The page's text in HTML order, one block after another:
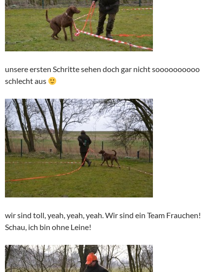
unsere ersten Schritte sehen doch gar nicht soooooooooo
schlecht aus
wir sind toll, yeah, yeah, yeah. Wir sind ein Team Frauchen!
Schau, ich bin ohne Leine!